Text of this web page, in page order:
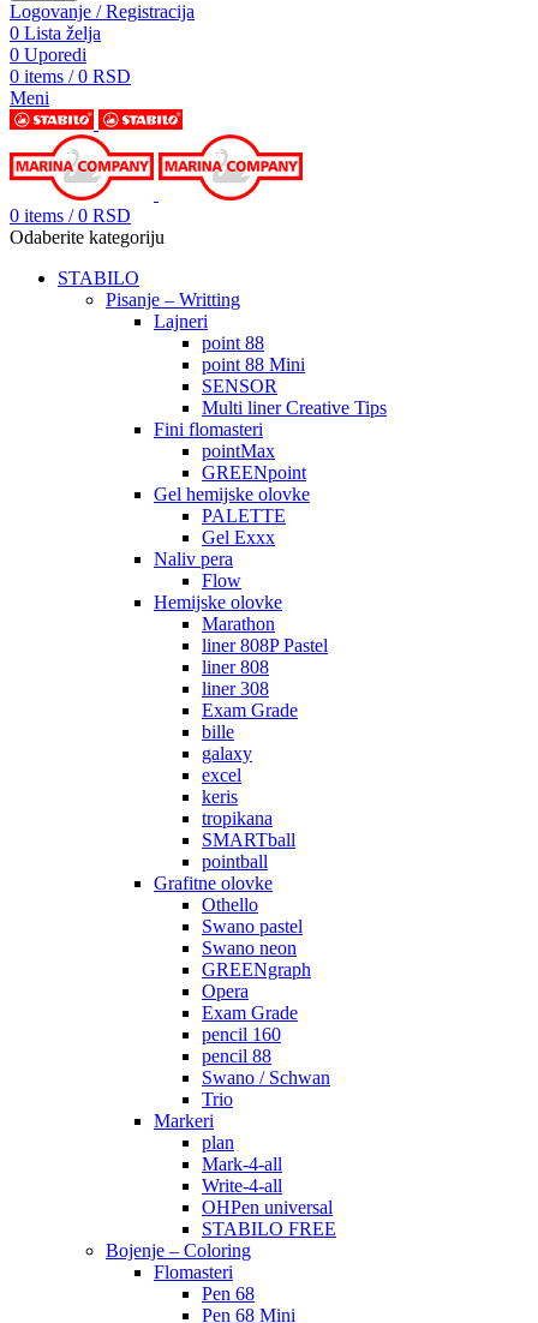
Logovanje / Registracija
0 Lista želja
0 Uporedi
0 items / 0 RSD
Meni
0 items / 0 RSD
Odaberite kategoriju
STABILO
Pisanje – Writting
Lajneri
point 88
point 88 Mini
SENSOR
Multi liner Creative Tips
Fini flomasteri
pointMax
GREENpoint
Gel hemijske olovke
PALETTE
Gel Exxx
Naliv pera
Flow
Hemijske olovke
Marathon
liner 808P Pastel
liner 808
liner 308
Exam Grade
bille
galaxy
excel
keris
tropikana
SMARTball
pointball
Grafitne olovke
Othello
Swano pastel
Swano neon
GREENgraph
Opera
Exam Grade
pencil 160
pencil 88
Swano / Schwan
Trio
Markeri
plan
Mark-4-all
Write-4-all
OHPen universal
STABILO FREE
Bojenje – Coloring
Flomasteri
Pen 68
Pen 68 Mini